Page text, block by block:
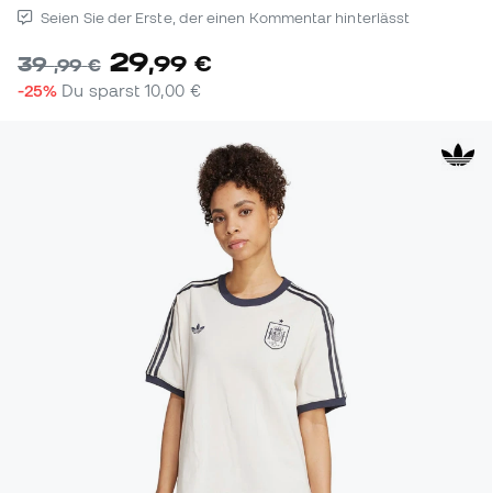
Seien Sie der Erste, der einen Kommentar hinterlässt
39,99 € 29,99 €
-25% Du sparst10,00 €